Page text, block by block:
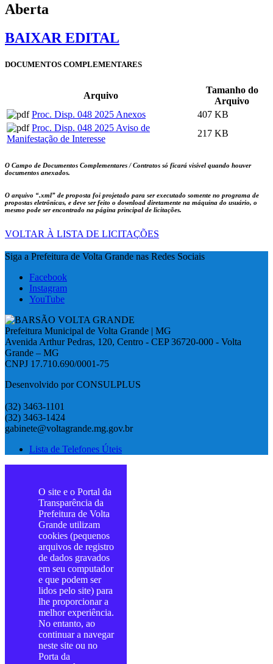
Aberta
BAIXAR EDITAL
DOCUMENTOS COMPLEMENTARES
Arquivo
Tamanho do
Arquivo
Proc. Disp. 048 2025 Anexos
407 KB
Proc. Disp. 048 2025 Aviso de
Manifestação de Interesse
217 KB
O Campo de Documentos Complementares / Contratos só ficará visível quando houver
documentos anexados.
O arquivo “.xml” de proposta foi projetado para ser executado somente no programa de
propostas eletrônicas, e deve ser feito o download diretamente na máquina do usuário, o
mesmo pode ser encontrado na página principal de licitações.
VOLTAR À LISTA DE LICITAÇÕES
Siga a Prefeitura de Volta Grande nas Redes Sociais
Facebook
Instagram
YouTube
Prefeitura Municipal de Volta Grande | MG
Avenida Arthur Pedras, 120, Centro - CEP 36720-000 - Volta
Grande – MG
CNPJ 17.710.690/0001-75
Desenvolvido por CONSULPLUS
(32) 3463-1101
(32) 3463-1424
gabinete@voltagrande.mg.gov.br
Lista de Telefones Úteis
O site e o Portal da
Transparência da
Prefeitura de Volta
Grande utilizam
cookies (pequenos
arquivos de registro
de dados gravados
em seu computador
e que podem ser
lidos pelo site) para
lhe proporcionar a
melhor experiência.
No entanto, ao
continuar a navegar
neste site ou no
Porta da